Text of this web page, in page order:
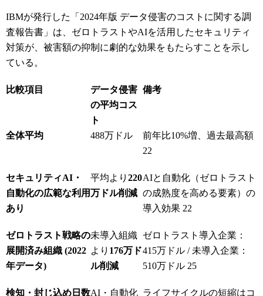
IBMが発行した「2024年版 データ侵害のコストに関する調
査報告書」は、ゼロトラストやAIを活用したセキュリティ
対策が、被害額の抑制に劇的な効果をもたらすことを示し
ている。
比較項目
データ侵害
の平均コス
ト
備考
全体平均 488万ドル
前年比10%増、過去最高額
22
セキュリティAI・
自動化の広範な利用
あり
平均より 220
万ドル削減
AIと自動化（ゼロトラスト
の成熟度を高める要素）の
導入効果 22
ゼロトラスト戦略の
展開済み組織 (2022
年データ)
未導入組織
より 176万ド
ル削減
ゼロトラスト導入企業：
415万ドル / 未導入企業：
510万ドル 25
検知・封じ込め日数AI・自動化 ライフサイクルの短縮はコ